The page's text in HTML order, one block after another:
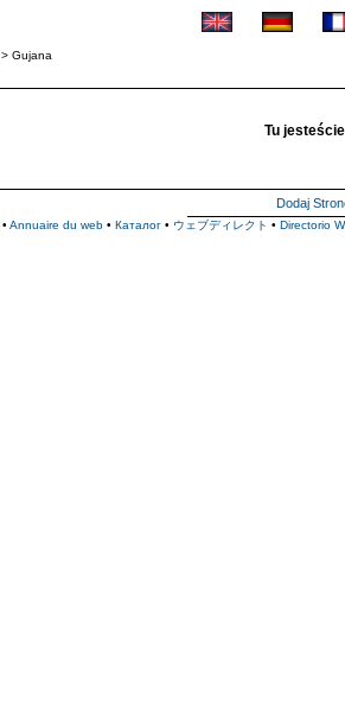
> Gujana
Tu
Dodaj
• Annuaire du web • Каталог • ウェブディレクト • Directorio